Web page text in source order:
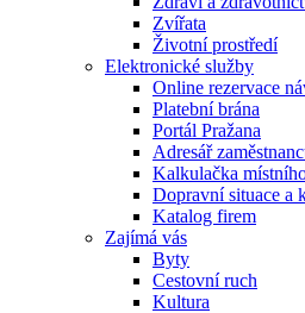
Zvířata
Životní prostředí
Elektronické služby
Online rezervace
Platební brána
Portál Pražana
Adresář
Kalkulačka
Dopravní situace a
Katalog firem
Zajímá vás
Byty
Cestovní ruch
Kultura